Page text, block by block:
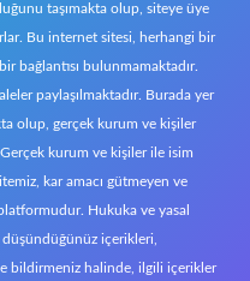
taşımakta olup, siteye üye
Bu internet sitesi, herhangi bir
bağlantısı bulunmamaktadır.
paylaşılmaktadır. Burada yer
olup, gerçek kurum ve kişiler
Gerçek kurum ve kişiler ile isim
kar amacı gütmeyen ve
Hukuka ve yasal
içerikleri,
bildirmeniz halinde, ilgili içerikler